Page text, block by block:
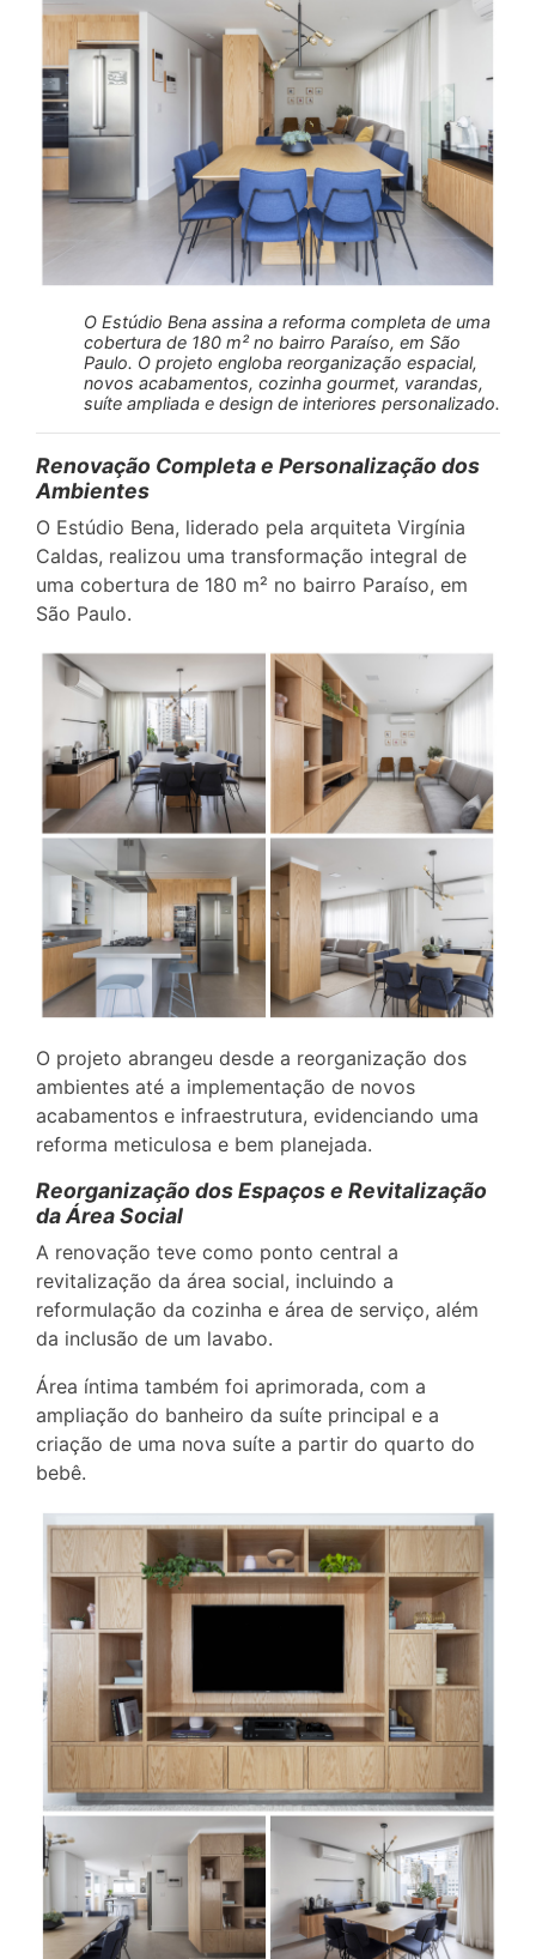
O Estúdio Bena assina a reforma completa de uma
cobertura de 180 m² no bairro Paraíso, em São
Paulo. O projeto engloba reorganização espacial,
novos acabamentos, cozinha gourmet, varandas,
suíte ampliada e design de interiores personalizado.
Renovação Completa e Personalização dos
Ambientes
O Estúdio Bena, liderado pela arquiteta Virgínia
Caldas, realizou uma transformação integral de
uma cobertura de 180 m² no bairro Paraíso, em
São Paulo.
O projeto abrangeu desde a reorganização dos
ambientes até a implementação de novos
acabamentos e infraestrutura, evidenciando uma
reforma meticulosa e bem planejada.
Reorganização dos Espaços e Revitalização
da Área Social
A renovação teve como ponto central a
revitalização da área social, incluindo a
reformulação da cozinha e área de serviço, além
da inclusão de um lavabo.
Área íntima também foi aprimorada, com a
ampliação do banheiro da suíte principal e a
criação de uma nova suíte a partir do quarto do
bebê.